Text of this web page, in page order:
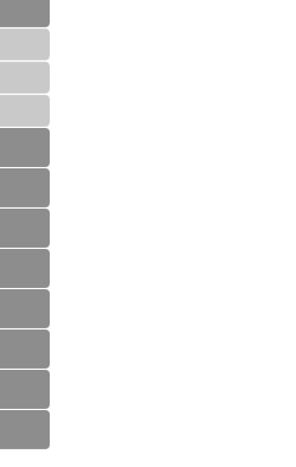
Prime 2.0 Sr S (Ледовая
2900 руб.